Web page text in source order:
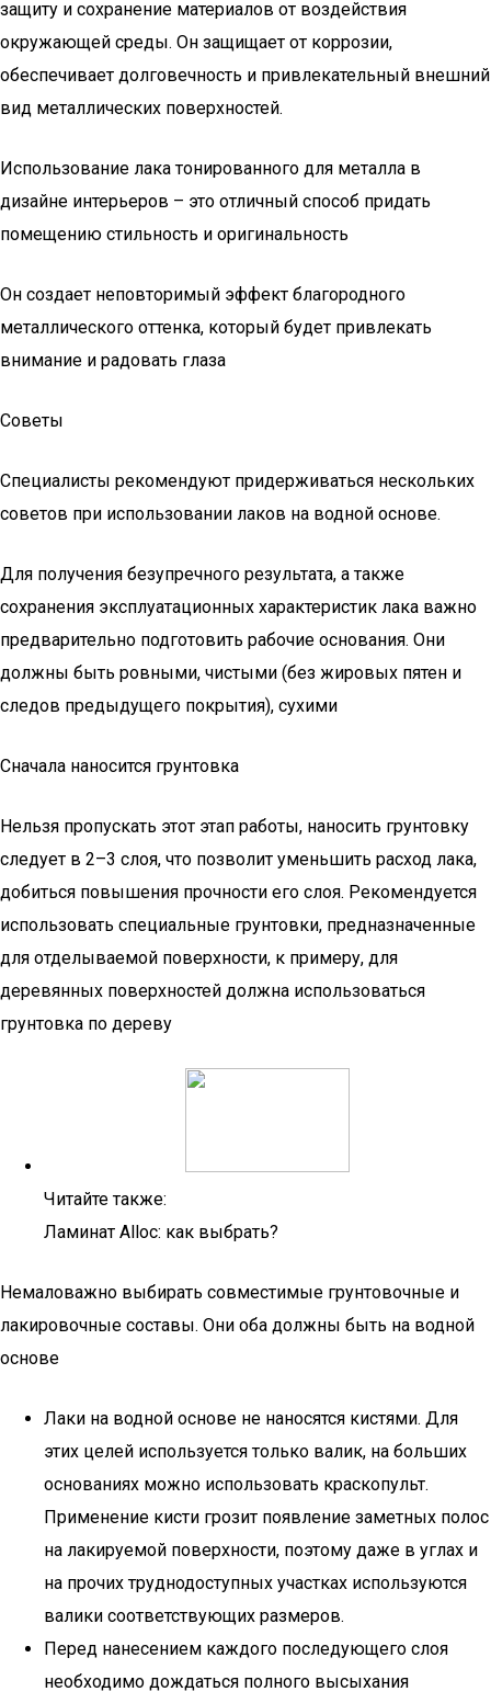
защиту и сохранение материалов от воздействия
окружающей среды. Он защищает от коррозии,
обеспечивает долговечность и привлекательный внешний
вид металлических поверхностей.
Использование лака тонированного для металла в
дизайне интерьеров – это отличный способ придать
помещению стильность и оригинальность
Он создает неповторимый эффект благородного
металлического оттенка, который будет привлекать
внимание и радовать глаза
Советы
Специалисты рекомендуют придерживаться нескольких
советов при использовании лаков на водной основе.
Для получения безупречного результата, а также
сохранения эксплуатационных характеристик лака важно
предварительно подготовить рабочие основания. Они
должны быть ровными, чистыми (без жировых пятен и
следов предыдущего покрытия), сухими
Сначала наносится грунтовка
Нельзя пропускать этот этап работы, наносить грунтовку
следует в 2–3 слоя, что позволит уменьшить расход лака,
добиться повышения прочности его слоя. Рекомендуется
использовать специальные грунтовки, предназначенные
для отделываемой поверхности, к примеру, для
деревянных поверхностей должна использоваться
грунтовка по дереву
Читайте также:
Ламинат Alloc: как выбрать?
Немаловажно выбирать совместимые грунтовочные и
лакировочные составы. Они оба должны быть на водной
основе
Лаки на водной основе не наносятся кистями. Для
этих целей используется только валик, на больших
основаниях можно использовать краскопульт.
Применение кисти грозит появление заметных полос
на лакируемой поверхности, поэтому даже в углах и
на прочих труднодоступных участках используются
валики соответствующих размеров.
Перед нанесением каждого последующего слоя
необходимо дождаться полного высыхания